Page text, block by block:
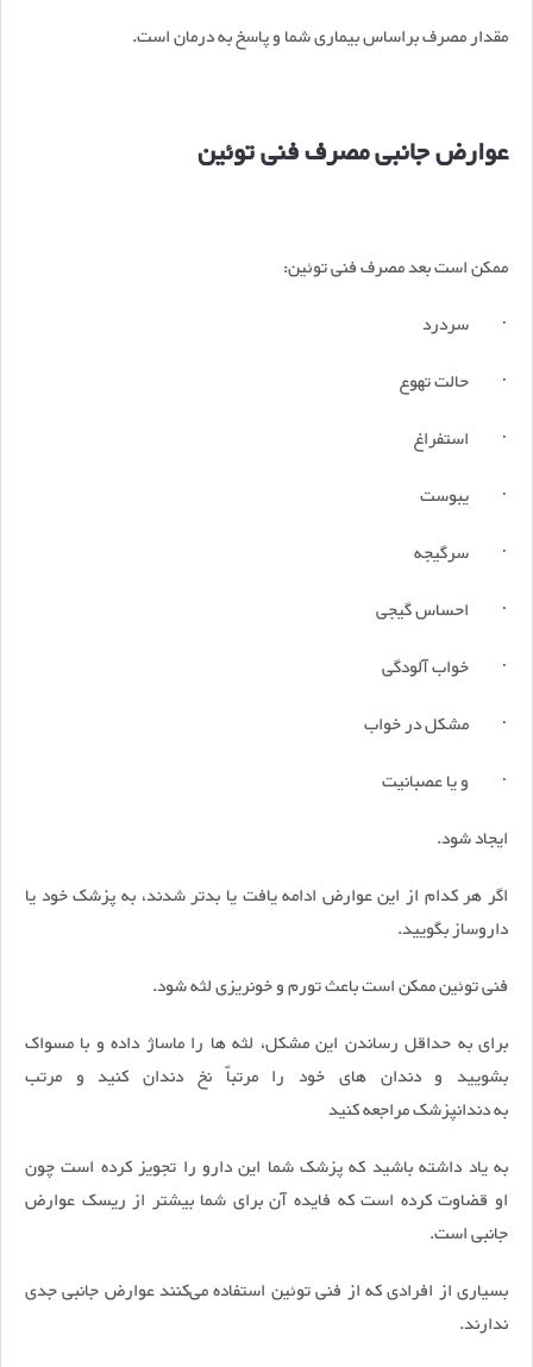
مقدار مصرف براساس بیماری شما و پاسخ به درمان است.
عوارض جانبی مصرف فنی توئین
ممکن است بعد مصرف فنی توئین:
· سردرد
· حالت تهوع
· استفراغ
· یبوست
· سرگیجه
· احساس گیجی
· خواب آلودگی
· مشکل در خواب
· و یا عصبانیت
ایجاد شود.
اگر هر کدام از این عوارض ادامه یافت یا بدتر شدند، به پزشک خود یا
داروساز بگویید.
فنی توئین ممکن است باعث تورم و خونریزی لثه شود.
برای به حداقل رساندن این مشکل، لثه ها را ماساژ داده و با مسواک
بشویید و دندان های خود را مرتباً نخ دندان کنید و مرتب
به دندانپزشک مراجعه کنید
به یاد داشته باشید که پزشک شما این دارو را تجویز کرده‌ است چون
او قضاوت کرده‌ است که فایده آن برای شما بیشتر از ریسک عوارض
جانبی است.
بسیاری از افرادی که از فنی توئین استفاده می‌کنند عوارض جانبی جدی
ندارند.